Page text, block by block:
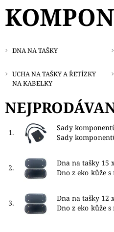
DNA NA TAŠKY
UCHA NA TAŠKY A ŘETÍZKY
NA KABELKY
1.
Sady
Sady
2.
Dna na tašky 15
Dno z eko kůže
3.
Dna na tašky 12
Dno z eko kůže